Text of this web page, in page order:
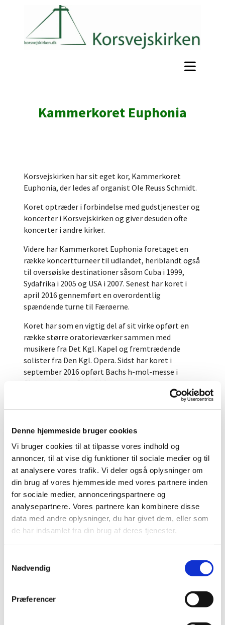
Denne hjemmeside bruger cookies
Vi bruger cookies til at tilpasse vores indhold og
annoncer, til at vise dig funktioner til sociale medier og til
at analysere vores trafik. Vi deler også oplysninger om
din brug af vores hjemmeside med vores partnere inden
for sociale medier, annonceringspartnere og
analysepartnere. Vores partnere kan kombinere disse
data med andre oplysninger, du har givet dem, eller som
de har indsamlet fra din brug af deres tjenester.
Nødvendig
Præferencer
Kammerkoret Euphonia
Korsvejskirken har sit eget kor, Kammerkoret
Euphonia, der ledes af organist Ole Reuss Schmidt.
Koret optræder i forbindelse med gudstjenester og
koncerter i Korsvejskirken og giver desuden ofte
koncerter i andre kirker.
Videre har Kammerkoret Euphonia foretaget en
række koncertturneer til udlandet, heriblandt også
til oversøiske destinationer såsom Cuba i 1999,
Sydafrika i 2005 og USA i 2007. Senest har koret i
april 2016 gennemført en overordentlig
spændende turne til Færøerne.
Koret har som en vigtig del af sit virke opført en
række større oratorieværker sammen med
musikere fra Det Kgl. Kapel og fremtrædende
solister fra Den Kgl. Opera. Sidst har koret i
september 2016 opført Bachs h-mol-messe i
Christiansborg Slotskirke.
december, og gør det igen i 2016, henholdsvis
lørdag d. 3 og søndag d. 4- december, begge dage kl.
16. Billetter hos Ticketmaster. Yderligere info på
www.Euphonia.dk
Koret har i foråret 2016 været i studiet for at
indspillle musik af den tyske komponist Melchior
Franck. Herefter forestår arbejdet med fremstilling
af booklet mm., og den færdige CD forventes at
komme i handlen i begyndelsen af 2017.
Euphonia på